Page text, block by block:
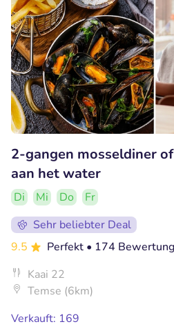
2-gangen mosseldiner
aan het water
Di Mi Do
Fr
Sehr beliebter Deal
9.5
Perfekt • 174
Kaai 22
Temse (6km)
Verkauft: 169